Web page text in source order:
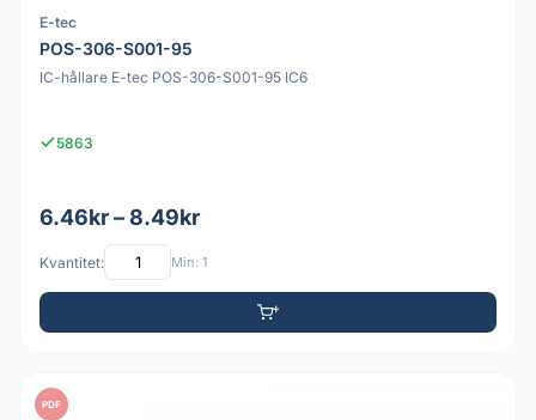
E-tec
POS-306-S001-95
IC-hållare E-tec POS-306-S001-95 IC6
5863
6.46kr – 8.49kr
Kvantitet: Min: 1
PDF